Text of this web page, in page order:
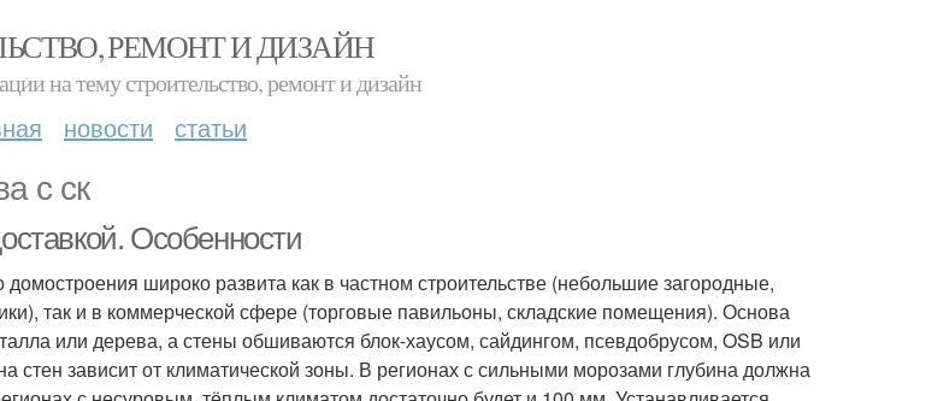
РЕМОНТ И ДИЗАЙН
на тему строительство, ремонт и дизайн
новости статьи
с ск
Особенности
домостроения широко развита как в частном строительстве (небольшие загородные,
так и в коммерческой сфере (торговые павильоны, складские помещения). Основа
или дерева, а стены обшиваются блок-хаусом, сайдингом, псевдобрусом, OSB или
зависит от климатической зоны. В регионах с сильными морозами глубина должна